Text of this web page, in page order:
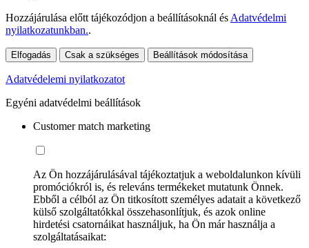
Hozzájárulása előtt tájékozódjon a beállításoknál ésAdatvédelmi
nyilatkozatunkban..
Elfogadás Csak a szükséges Beállítások módosítása
Adatvédelemi nyilatkozatot
Egyéni adatvédelmi beállítások
Customer match marketing
Az Ön hozzájárulásával tájékoztatjuk a weboldalunkon kívüli
promóciókról is, és releváns termékeket mutatunk Önnek.
Ebből a célból az Ön titkosított személyes adatait a következő
külső szolgáltatókkal összehasonlítjuk, és azok online
hirdetési csatornáikat használjuk, ha Ön már használja a
szolgáltatásaikat: